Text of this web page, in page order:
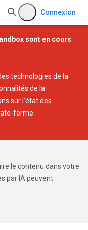
Connexion
sont en cours
technologies de la
de la
sur l'état des
forme.
le contenu dans votre
par IA peuvent